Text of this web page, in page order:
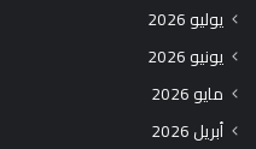
يوليو 2026
يونيو 2026
مايو 2026
أبريل 2026